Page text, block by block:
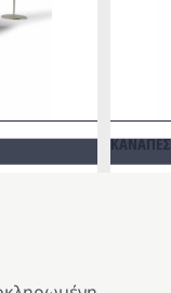
ΚΑΝΑΠΕΣ